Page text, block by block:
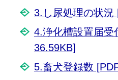
3.し尿処理の状況
4.浄化槽設置届受
36.59KB]
5.畜犬登録数